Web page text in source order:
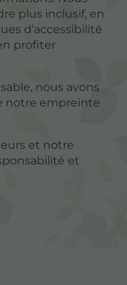
plus inclusif, en
d’accessibilité
profiter
nous avons
notre empreinte
et notre
et